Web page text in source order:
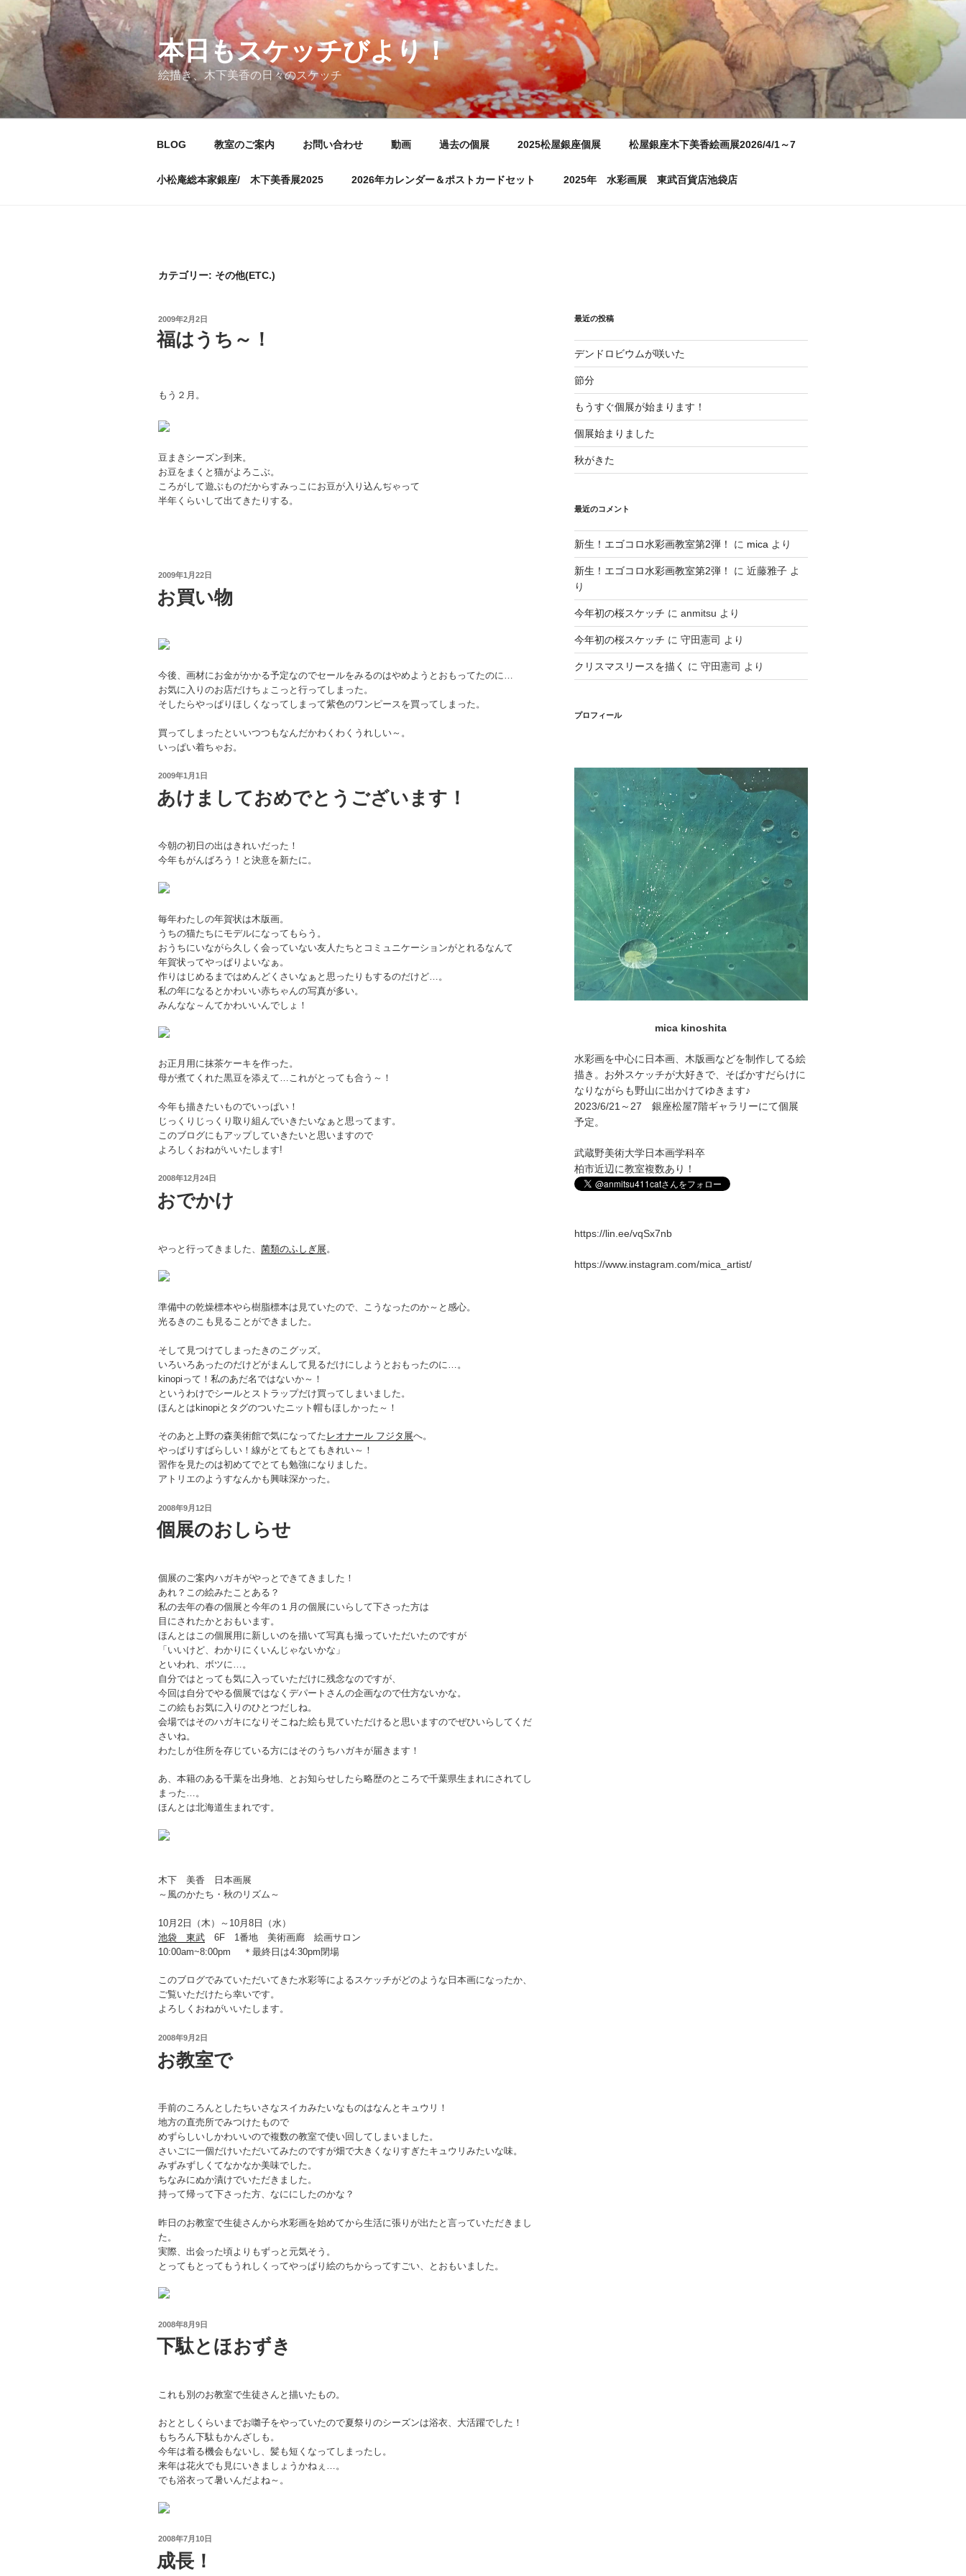
ン
テ
ン
ツ
へ
本日もスケッチびより！
絵描き、木下美香の日々のスケッチ
BLOG 教室のご案内 お問い合わせ 動画 過去の個展 2025松屋銀座個展 松屋銀座木下美香絵画展2026/4/1～7
小松庵総本家銀座/ 木下美香展2025 2026年カレンダー＆ポストカードセット 2025年 水彩画展 東武百貨店池袋店
カテゴリー: その他(ETC.)
投
稿
日:
2009年2月2日
福はうち～！
もう２月。
豆まきシーズン到来。
お豆をまくと猫がよろこぶ。
ころがして遊ぶものだからすみっこにお豆が入り込んぢゃって
半年くらいして出てきたりする。
投
稿
日:
2009年1月22日
お買い物
今後、画材にお金がかかる予定なのでセールをみるのはやめようとおもってたのに…
お気に入りのお店だけちょこっと行ってしまった。
そしたらやっぱりほしくなってしまって紫色のワンピースを買ってしまった。
買ってしまったといいつつもなんだかわくわくうれしい～。
いっぱい着ちゃお。
投
稿
日:
2009年1月1日
あけましておめでとうございます！
今朝の初日の出はきれいだった！
今年もがんばろう！と決意を新たに。
毎年わたしの年賀状は木版画。
うちの猫たちにモデルになってもらう。
おうちにいながら久しく会っていない友人たちとコミュニケーションがとれるなんて
年賀状ってやっぱりよいなぁ。
作りはじめるまではめんどくさいなぁと思ったりもするのだけど…。
私の年になるとかわいい赤ちゃんの写真が多い。
みんなな～んてかわいいんでしょ！
お正月用に抹茶ケーキを作った。
母が煮てくれた黒豆を添えて…これがとっても合う～！
今年も描きたいものでいっぱい！
じっくりじっくり取り組んでいきたいなぁと思ってます。
このブログにもアップしていきたいと思いますので
よろしくおねがいいたします!
投
稿
日:
2008年12月24日
おでかけ
やっと行ってきました、 菌類のふしぎ展 。
準備中の乾燥標本やら樹脂標本は見ていたので、こうなったのか～と感心。
光るきのこも見ることができました。
そして見つけてしまったきのこグッズ。
いろいろあったのだけどがまんして見るだけにしようとおもったのに…。
kinopiって！私のあだ名ではないか～！
というわけでシールとストラップだけ買ってしまいました。
ほんとはkinopiとタグのついたニット帽もほしかった～！
そのあと上野の森美術館で気になってた レオナール フジタ展へ。
やっぱりすばらしい！線がとてもとてもきれい～！
習作を見たのは初めてでとても勉強になりました。
アトリエのようすなんかも興味深かった。
投
稿
日:
2008年9月12日
個展のおしらせ
個展のご案内ハガキがやっとできてきました！
あれ？この絵みたことある？
私の去年の春の個展と今年の１月の個展にいらして下さった方は
目にされたかとおもいます。
ほんとはこの個展用に新しいのを描いて写真も撮っていただいたのですが
「いいけど、わかりにくいんじゃないかな」
といわれ、ボツに…。
自分ではとっても気に入っていただけに残念なのですが、
今回は自分でやる個展ではなくデパートさんの企画なので仕方ないかな。
この絵もお気に入りのひとつだしね。
会場ではそのハガキになりそこねた絵も見ていただけると思いますのでぜひいらしてくだ
さいね。
わたしが住所を存じている方にはそのうちハガキが届きます！
あ、本籍のある千葉を出身地、とお知らせしたら略歴のところで千葉県生まれにされてし
まった…。
ほんとは北海道生まれです。
木下 美香 日本画展
～風のかたち・秋のリズム～
10月2日（木）～10月8日（水）
池袋 東武 6F 1番地 美術画廊 絵画サロン
10:00am~8:00pm ＊最終日は4:30pm閉場
このブログでみていただいてきた水彩等によるスケッチがどのような日本画になったか、
ご覧いただけたら幸いです。
よろしくおねがいいたします。
投
稿
日:
2008年9月2日
お教室で
手前のころんとしたちいさなスイカみたいなものはなんとキュウリ！
地方の直売所でみつけたもので
めずらしいしかわいいので複数の教室で使い回してしまいました。
さいごに一個だけいただいてみたのですが畑で大きくなりすぎたキュウリみたいな味。
みずみずしくてなかなか美味でした。
ちなみにぬか漬けでいただきました。
持って帰って下さった方、なににしたのかな？
昨日のお教室で生徒さんから水彩画を始めてから生活に張りが出たと言っていただきまし
た。
実際、出会った頃よりもずっと元気そう。
とってもとってもうれしくってやっぱり絵のちからってすごい、とおもいました。
投
稿
2008年8月9日
下駄とほおずき
これも別のお教室で生徒さんと描いたもの。
おととしくらいまでお囃子をやっていたので夏祭りのシーズンは浴衣、大活躍でした！
もちろん下駄もかんざしも。
今年は着る機会もないし、髪も短くなってしまったし。
来年は花火でも見にいきましょうかねぇ…。
でも浴衣って暑いんだよね～。
投
日:
2008年7月10日
成長！
最近の投稿
デンドロビウムが咲いた
節分
もうすぐ個展が始まります！
個展始まりました
秋がきた
最近のコメント
新生！エゴコロ水彩画教室第2弾！ に mica より
新生！エゴコロ水彩画教室第2弾！ に 近藤雅子よ
り
今年初の桜スケッチ に anmitsu より
今年初の桜スケッチ に 守田憲司 より
クリスマスリースを描く に 守田憲司 より
プロフィール
mica kinoshita
水彩画を中心に日本画、木版画などを制作してる絵
描き。お外スケッチが大好きで、そばかすだらけに
なりながらも野山に出かけてゆきます♪
2023/6/21～27 銀座松屋7階ギャラリーにて個展
予定。
武蔵野美術大学日本画学科卒
柏市近辺に教室複数あり！
https://lin.ee/vqSx7nb
https://www.instagram.com/mica_artist/